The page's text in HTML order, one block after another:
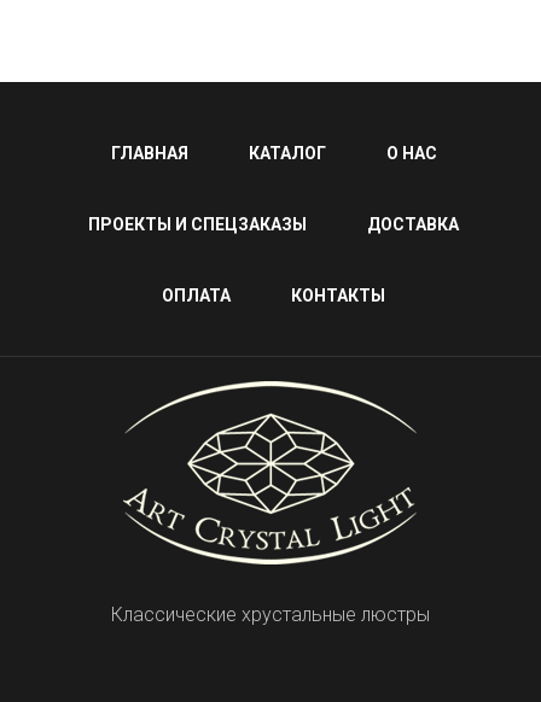
ГЛАВНАЯ КАТАЛОГ О НАС
ПРОЕКТЫ И СПЕЦЗАКАЗЫ ДОСТАВКА
ОПЛАТА КОНТАКТЫ
Классические хрустальные люстры